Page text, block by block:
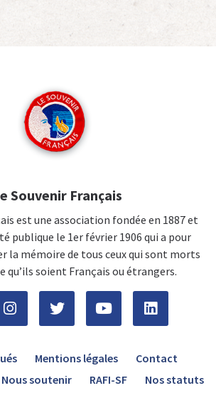
Souvenir Français
est une association fondée en 1887 et
publique le 1er février 1906 qui a pour
la mémoire de tous ceux qui sont morts
qu’ils soient Français ou étrangers.
Mentions légales
Contact
Nous soutenir RAFI-SF Nos statuts